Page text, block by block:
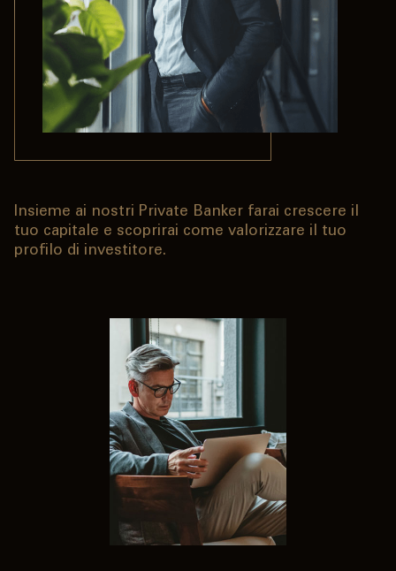
SERVIZI PRIVATI E
FAMIGLIE
Private Banking
Online banking privati
Consulenza a distanza Meet
Pagamenti Mobile
Consulenza 360°
Giovani - Spark
OLTRE LA BANCA
Insieme ai nostri Private Banker farai crescere il
tuo capitale e scoprirai come valorizzare il tuo
profilo di investitore.